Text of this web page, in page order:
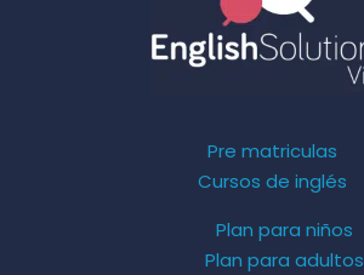
Pre matriculas
Cursos de inglés
Plan para niños
Plan para adultos